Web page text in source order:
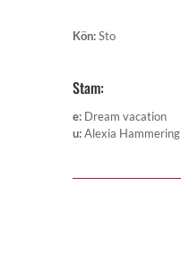
Kön:Sto
Stam:
e: Dream vacation
u:Alexia Hammering